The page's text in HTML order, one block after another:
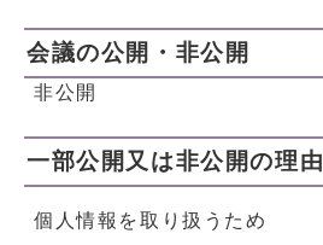
会議の公開・非公開
非公開
一部公開又は非公開の理由
個人情報を取り扱うため